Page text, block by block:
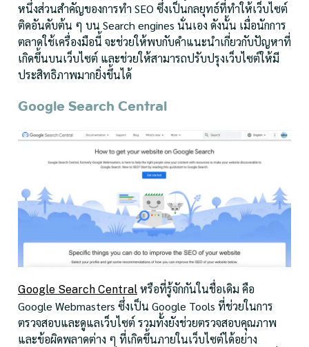
หนึ่งส่วนสำคัญของการทำ SEO ซึ่งเป็นกลยุทธ์ที่ทำให้เว็บไซต์
ติดอันดับต้น ๆ บน Search engines นั่นเอง ดังนั้น เมื่อนักการ
ตลาดใช้เครื่องมือนี้ จะช่วยให้พบกับคำแนะนำเกี่ยวกับปัญหาที่
เกิดขึ้นบนเว็บไซต์ และช่วยให้สามารถปรับปรุงเว็บไซต์ให้มี
ประสิทธิภาพมากยิ่งขึ้นได้
Google Search Central
Google Search Central หรือที่รู้จักกันในชื่อเดิม คือ
Google Webmasters ซึ่งเป็น Google Tools ที่ช่วยในการ
ตรวจสอบและดูแลเว็บไซต์ รวมทั้งยังช่วยตรวจสอบคุณภาพ
และข้อผิดพลาดต่าง ๆ ที่เกิดขึ้นภายในเว็บไซต์ได้อย่าง